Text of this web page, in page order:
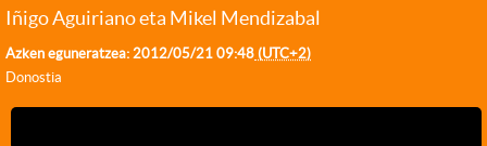
Iñigo Aguiriano eta Mikel Mendizabal
Azken eguneratzea: 2012/05/21 09:48 (UTC+2)
Donostia